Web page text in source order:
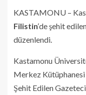
KASTAMONU –
Filistin‘de şehit
düzenlendi.
Kastamonu
Merkez Kütüphanesi
Şehit Edilen